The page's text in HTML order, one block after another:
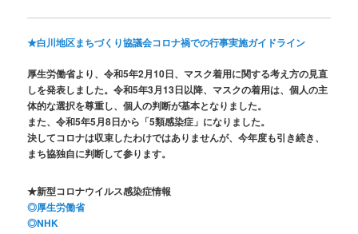
別
稿
況
★白川地区まちづくり協議会コロナ禍での行事実施ガイドライン
厚生労働省より、令和5年2月10日、マスク着用に関する考え方の見直
しを発表しました。令和5年3月13日以降、マスクの着用は、個人の主
体的な選択を尊重し、個人の判断が基本となりました。
また、令和5年5月8日から「5類感染症」になりました。
決してコロナは収束したわけではありませんが、今年度も引き続き、
まち協独自に判断して参ります。
★新型コロナウイルス感染症情報
◎厚生労働省
◎NHK